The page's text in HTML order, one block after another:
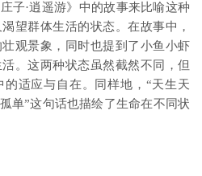
子·逍遥游》中的故事来比喻这种
望群体生活的状态。在故事中，
观景象，同时也提到了小鱼小虾
。这两种状态虽然截然不同，但
适应与自在。同样地，“天生天
单”这句话也描绘了生命在不同状